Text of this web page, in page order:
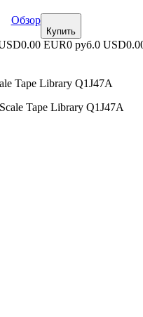
Обзор
Купить
0.00 EUR0 руб.0 USD
Tape Library Q1J47A